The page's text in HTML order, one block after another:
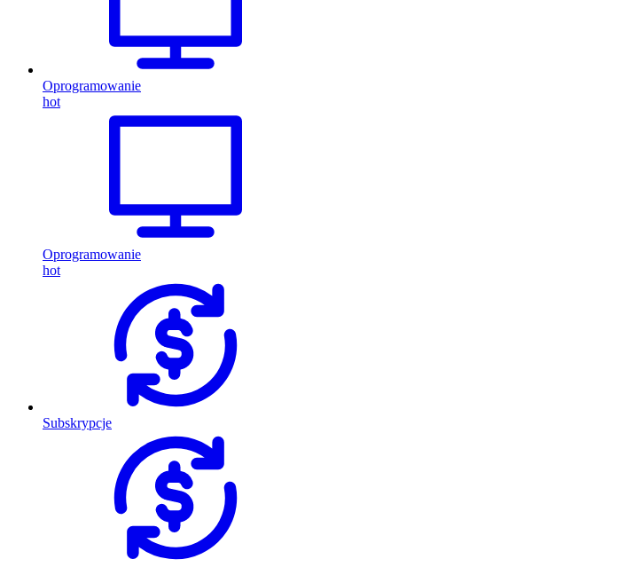
Oprogramowanie
hot
Oprogramowanie
hot
Subskrypcje